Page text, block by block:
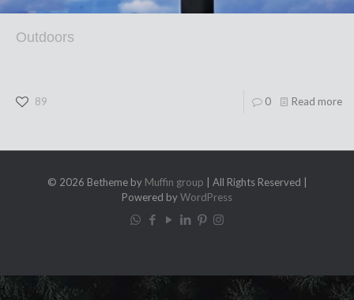
Outdoors
89 0 Read more
© 2026 Betheme by Muffin group | All Rights Reserved |
Powered byWordPress